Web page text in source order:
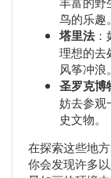
鸟的乐趣。
塔里法：
理想的去
风筝冲浪。
圣罗克博
妨去参观
史文物。
在探索这些地
你会发现许多